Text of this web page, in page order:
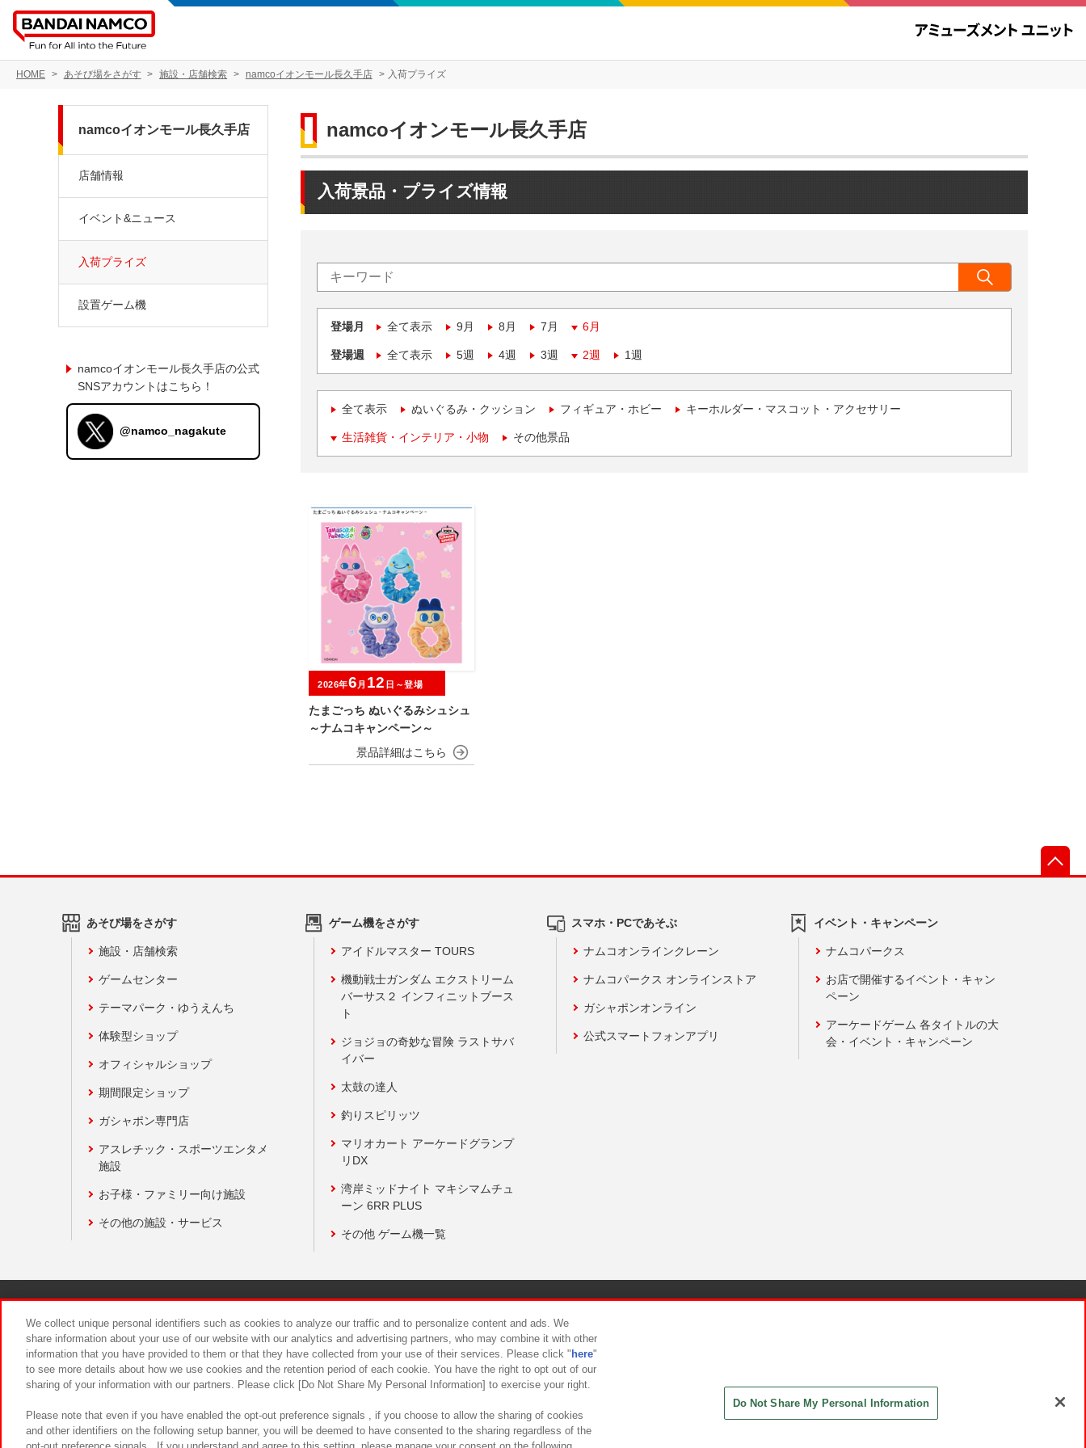
HOME あそび場をさがす 施設・店舗検索 namcoイオンモール長久手店 入荷プライズ
namcoイオンモール長久手店
入荷景品・プライズ情報
登場月 全て表示 9月 8月 7月 6月
登場週 全て表示 5週 4週 3週 2週 1週
全て表示 ぬいぐるみ・クッション フィギュア・ホビー キーホルダー・マスコット・アクセサリー
生活雑貨・インテリア・小物 その他景品
たまごっち ぬいぐるみシュシュ
～ナムコキャンペーン～
2026年6 月 12 日～登場
namcoイオンモール長久手店
店舗情報
イベント&ニュース
入荷プライズ
設置ゲーム機
namcoイオンモール長久手店の公式
SNSアカウントはこちら！
@namco_nagakute
あそび場をさがす
施設・店舗検索
ゲームセンター
テーマパーク・ゆうえんち
体験型ショップ
オフィシャルショップ
期間限定ショップ
ガシャポン専門店
アスレチック・スポーツエンタメ
施設
お子様・ファミリー向け施設
その他の施設・サービス
ゲーム機をさがす
アイドルマスター TOURS
機動戦士ガンダム エクストリーム
バーサス２ インフィニットブース
ト
ジョジョの奇妙な冒険 ラストサバ
イバー
太鼓の達人
釣りスピリッツ
マリオカート アーケードグランプ
リDX
湾岸ミッドナイト マキシマムチュ
ーン 6RR PLUS
その他 ゲーム機一覧
スマホ・PCであそぶ
ナムコオンラインクレーン
ナムコパークス オンラインストア
ガシャポンオンライン
公式スマートフォンアプリ
イベント・キャンペーン
ナムコパークス
お店で開催するイベント・キャン
ペーン
アーケードゲーム 各タイトルの大
会・イベント・キャンペーン
食品のご提供について カスタマーハラスメント対応方針
We collect unique personal identifiers such as cookies to analyze our traffic and to personalize content and ads. We
share information about your use of our website with our analytics and advertising partners, who may combine it with other
information that you have provided to them or that they have collected from your use of their services. Please click " here"
to see more details about how we use cookies and the retention period of each cookie. You have the right to opt out of our
sharing of your information with our partners. Please click [Do Not Share My Personal Information] to exercise your right.
Please note that even if you have enabled the opt-out preference signals , if you choose to allow the sharing of cookies
and other identifiers on the following setup banner, you will be deemed to have consented to the sharing regardless of the
Do Not Share My Personal Information